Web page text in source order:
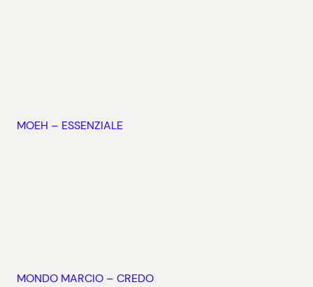
MOEH – ESSENZIALE
MONDO MARCIO – CREDO